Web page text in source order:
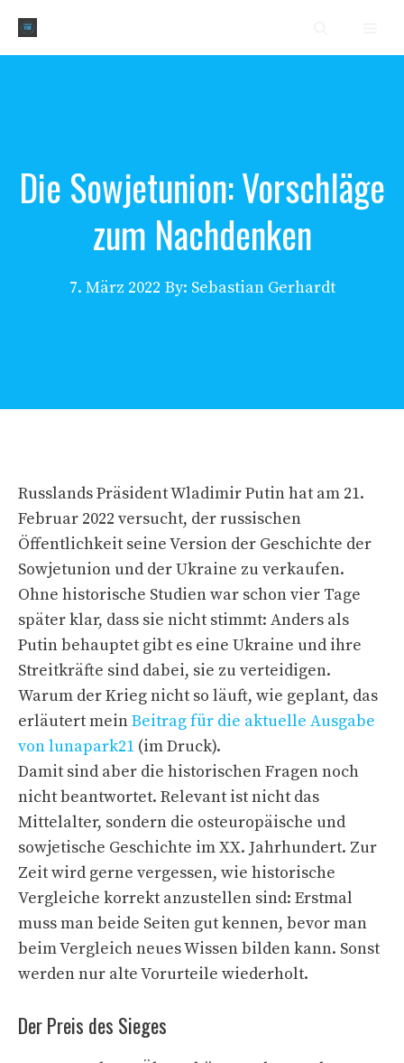
Inhalt
springen
Die Sowjetunion: Vorschläge
zum Nachdenken
7. März 2022 By: Sebastian Gerhardt
Russlands Präsident Wladimir Putin hat am 21.
Februar 2022 versucht, der russischen
Öffentlichkeit seine Version der Geschichte der
Sowjetunion und der Ukraine zu verkaufen.
Ohne historische Studien war schon vier Tage
später klar, dass sie nicht stimmt: Anders als
Putin behauptet gibt es eine Ukraine und ihre
Streitkräfte sind dabei, sie zu verteidigen.
Warum der Krieg nicht so läuft, wie geplant, das
erläutert meinBeitrag für die aktuelle Ausgabe
von lunapark21 (im Druck).
Damit sind aber die historischen Fragen noch
nicht beantwortet. Relevant ist nicht das
Mittelalter, sondern die osteuropäische und
sowjetische Geschichte im XX. Jahrhundert. Zur
Zeit wird gerne vergessen, wie historische
Vergleiche korrekt anzustellen sind: Erstmal
muss man beide Seiten gut kennen, bevor man
beim Vergleich neues Wissen bilden kann. Sonst
werden nur alte Vorurteile wiederholt.
Der Preis des Sieges